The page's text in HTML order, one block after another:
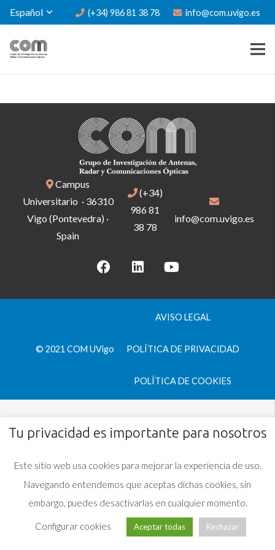
Español (+34) 986 81 38 78 info@com.uvigo.es
Campus
Universitario · 36310
Vigo (Pontevedra) ·
Spain
(+34)
986 81
38 78
info@com.uvigo.es
© 2021 COM UVigo
AVISO LEGAL
POLÍTICA DE PRIVACIDAD
POLÍTICA DE COOKIES
Tu privacidad es importante para nosotros
Este sitio web usa cookies para mejorar la experiencia de uso.
Navegando entendemos que aceptas dichas cookies, sin
embargo, puedes desactivarlas en cualquier momento.
Configurar cookies Aceptar todas Rechazar